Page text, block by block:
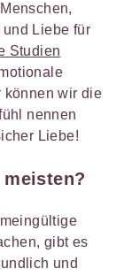
Liebe für
Studien
können wir die
nennen
Liebe!
gibt es
und